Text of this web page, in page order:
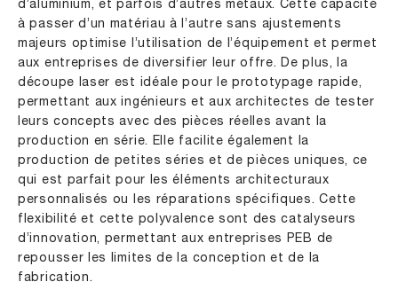
d’aluminium, et parfois d’autres métaux. Cette capacité
à passer d’un matériau à l’autre sans ajustements
majeurs optimise l’utilisation de l’équipement et permet
aux entreprises de diversifier leur offre. De plus, la
découpe laser est idéale pour le prototypage rapide,
permettant aux ingénieurs et aux architectes de tester
leurs concepts avec des pièces réelles avant la
production en série. Elle facilite également la
production de petites séries et de pièces uniques, ce
qui est parfait pour les éléments architecturaux
personnalisés ou les réparations spécifiques. Cette
flexibilité et cette polyvalence sont des catalyseurs
d’innovation, permettant aux entreprises PEB de
repousser les limites de la conception et de la
fabrication.